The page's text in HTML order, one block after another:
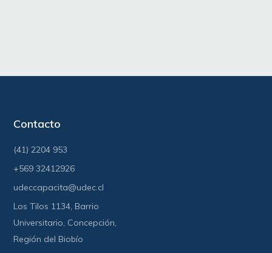
Contacto
(41) 2204 953
+569 32412926
udeccapacita@udec.cl
Los Tilos 1134, Barrio
Universitario, Concepción,
Región del Biobío